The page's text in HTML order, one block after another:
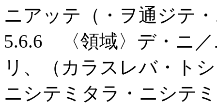
ニアッテ（・ヲ通ジテ
5.6.6 〈領域〉デ・ニ
リ、（カラスレバ・ト
ニシテミタラ・ニシテ